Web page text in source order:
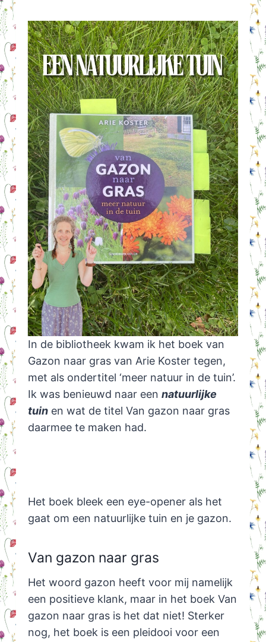
In de bibliotheek kwam ik het boek van
Gazon naar gras van Arie Koster tegen,
met als ondertitel ‘meer natuur in de tuin’.
Ik was benieuwd naar een natuurlijke
tuinen wat de titel Van gazon naar gras
daarmee te maken had.
Het boek bleek een eye-opener als het
gaat om een natuurlijke tuin en je gazon.
Van gazon naar gras
Het woord gazon heeft voor mij namelijk
een positieve klank, maar in het boek Van
gazon naar gras is het dat niet! Sterker
nog, het boek is een pleidooi voor een